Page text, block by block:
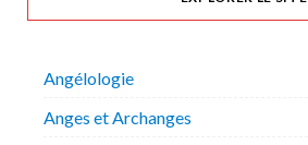
Angélologie
Anges et Archanges